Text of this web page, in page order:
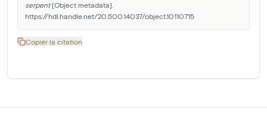
serpent [Object metadata].
https://hdl.handle.net/20.500.14037/object.10110715
Copier la citation